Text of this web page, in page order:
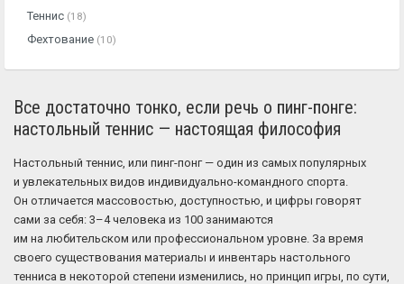
Теннис (18)
Фехтование (10)
Все достаточно тонко, если речь о пинг-понге:
настольный теннис — настоящая философия
Настольный теннис, или пинг-понг — один из самых популярных
и увлекательных видов индивидуально-командного спорта.
Он отличается массовостью, доступностью, и цифры говорят
сами за себя: 3–4 человека из 100 занимаются
им на любительском или профессиональном уровне. За время
своего существования материалы и инвентарь настольного
тенниса в некоторой степени изменились, но принцип игры, по сути,